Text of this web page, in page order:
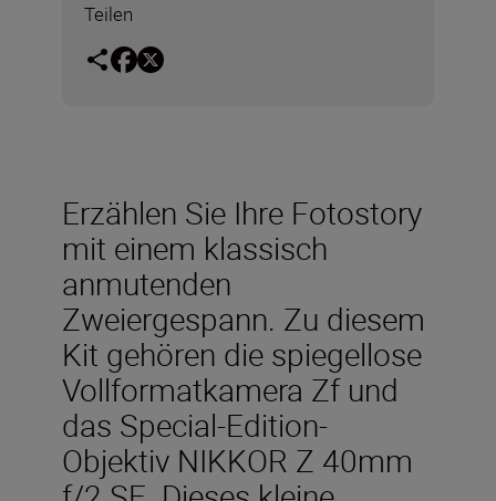
Teilen
Erzählen Sie Ihre Fotostory
mit einem klassisch
anmutenden
Zweiergespann. Zu diesem
Kit gehören die spiegellose
Vollformatkamera Zf und
das Special-Edition-
Objektiv NIKKOR Z 40mm